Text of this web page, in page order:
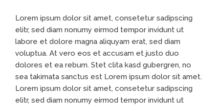
Lorem ipsum dolor sit amet, consetetur sadipscing
elitr, sed diam nonumy eirmod tempor invidunt ut
labore et dolore magna aliquyam erat, sed diam
voluptua. At vero eos et accusam et justo duo
dolores et ea rebum. Stet clita kasd gubergren, no
sea takimata sanctus est Lorem ipsum dolor sit amet.
Lorem ipsum dolor sit amet, consetetur sadipscing
elitr, sed diam nonumy eirmod tempor invidunt ut